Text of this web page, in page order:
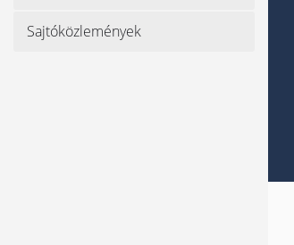
Sajtóközlemények